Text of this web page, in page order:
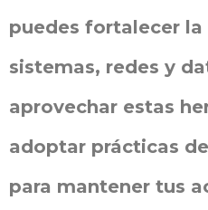
puedes fortalecer
sistemas, redes y
aprovechar estas
adoptar prácticas
para mantener tus